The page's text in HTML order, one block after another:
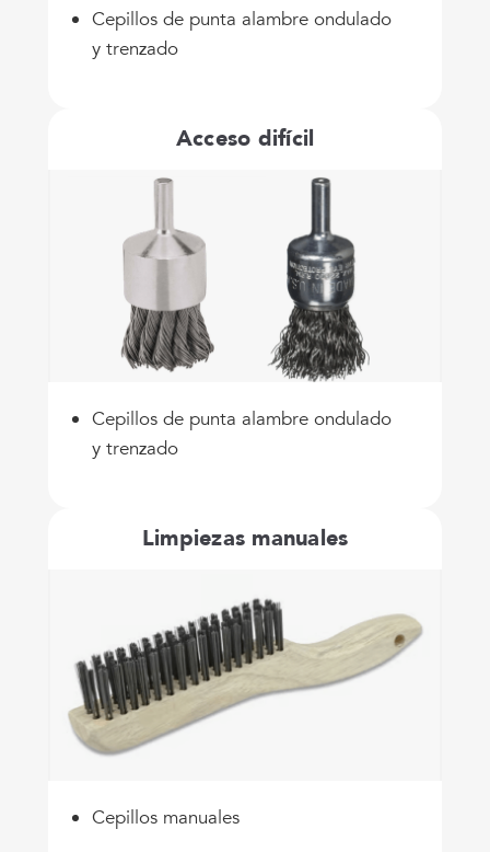
Cepillos de punta alambre ondulado
y trenzado
Acceso difícil
Cepillos de punta alambre ondulado
y trenzado
Limpiezas manuales
Cepillos manuales